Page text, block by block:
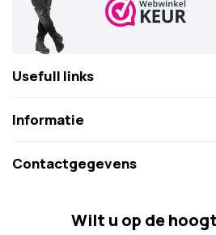
Usefull links
Informatie
Contactgegevens
Wilt u op de